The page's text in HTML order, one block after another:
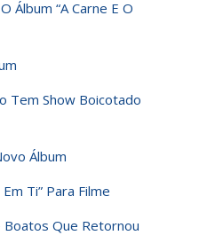
Álbum “A Carne E O
Tem Show Boicotado
Álbum
Ti” Para Filme
Que Retornou